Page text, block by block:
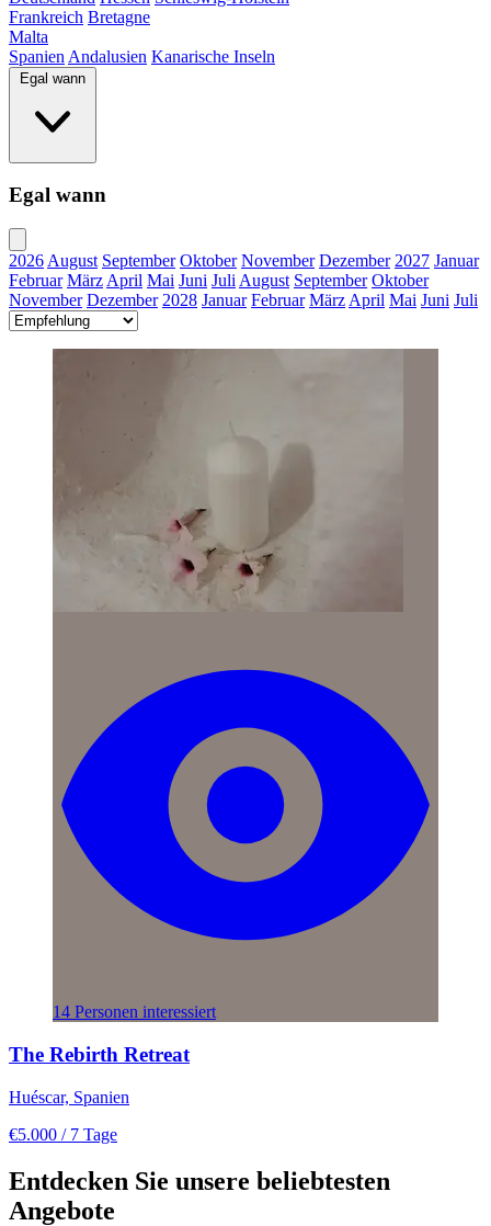
Frankreich Bretagne
Malta
Spanien Andalusien Kanarische Inseln
Egal wann
Egal wann
2026 August September Oktober November Dezember 2027 Januar
Februar März April Mai Juni Juli August September Oktober
November Dezember 2028 Januar Februar März April Mai Juni Juli
14 Personen interessiert
The Rebirth Retreat
Huéscar, Spanien
€5.000 / 7 Tage
Entdecken Sie unsere beliebtesten
Angebote